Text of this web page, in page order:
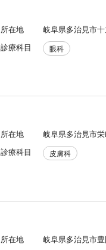
所在地
岐阜県多治見市
診療科目
眼科
所在地
岐阜県多治見市
診療科目
皮膚科
所在地
岐阜県多治見市